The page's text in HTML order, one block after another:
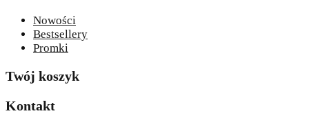
Nowości
Bestsellery
Promki
Twój koszyk
Kontakt